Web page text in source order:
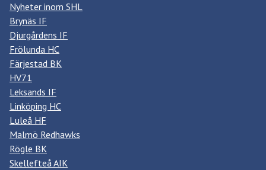
Nyheter inom SHL
Brynäs IF
Djurgårdens IF
Frölunda HC
Färjestad BK
HV71
Leksands IF
Linköping HC
Luleå HF
Malmö Redhawks
Rögle BK
Skellefteå AIK